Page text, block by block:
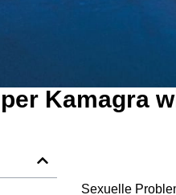
Kamagra
Sexuelle